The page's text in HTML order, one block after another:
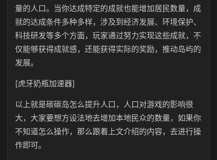
量的人口。当你达成特定的成就也能增加居民数量，成
就的达成条件多种多样，涉及到经济发展、环境保护、
科技研发等多个方面，玩家通过努力实现这些成就，不
仅能够获得成就感，还能获得实际的奖励，推动岛屿的
发展。
[虎牙奶瓶加速器]
以上就是碳碳岛怎么提升人口，人口对游戏的影响很
大，大家要想方设法地去增加本地民众的数量，如果你
不知道怎么操作，那么跟着上文介绍的内容，去进行操
作即可。